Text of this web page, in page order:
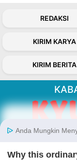
REDAKSI
KIRIM KARYA
KIRIM BERITA